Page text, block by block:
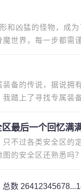
和凶猛的怪物，成
世界，每一步都
备的传说，据说拥
踏上了寻找专属装
最后一个回忆满
不过各类安全区的
的安全区还熟悉吗
总数 26412345678